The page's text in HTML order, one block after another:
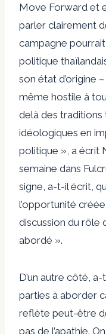
Move Forward et
parler clairement
campagne
politique
son état d’origine
même hostile à
delà des traditions
idéologiques en
politique », a écrit
semaine dans
signe, a-t-il écrit,
l’opportunité
discussion du rôle
abordé ».
D’un autre côté,
parties à aborder
reflète peut-être
pas de l’apathie.